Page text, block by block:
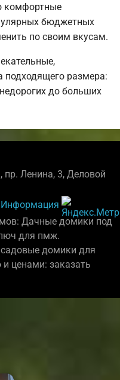
комфортные
бюджетных
по своим вкусам.
размера:
до больших
пр. Ленина, 3, Деловой
Информация
Дачные домики под
для пмж.
домики для
ценами: заказать